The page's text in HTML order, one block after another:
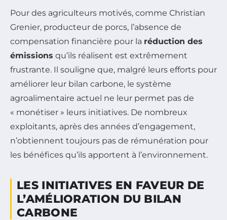
Pour des agriculteurs motivés, comme Christian
Grenier, producteur de porcs, l’absence de
compensation financière pour la réduction des
émissions qu’ils réalisent est extrêmement
frustrante. Il souligne que, malgré leurs efforts pour
améliorer leur bilan carbone, le système
agroalimentaire actuel ne leur permet pas de
« monétiser » leurs initiatives. De nombreux
exploitants, après des années d’engagement,
n’obtiennent toujours pas de rémunération pour
les bénéfices qu’ils apportent à l’environnement.
LES INITIATIVES EN FAVEUR DE
L’AMÉLIORATION DU BILAN
CARBONE